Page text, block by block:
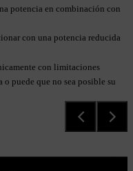
potencia en combinación con
con una potencia reducida
con limitaciones
puede que no sea posible su